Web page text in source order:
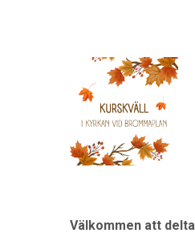
Välkommen att